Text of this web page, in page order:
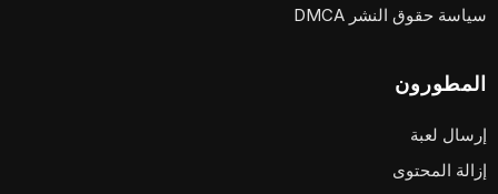
سياسة حقوق النشر DMCA
المطورون
إرسال لعبة
إزالة المحتوى